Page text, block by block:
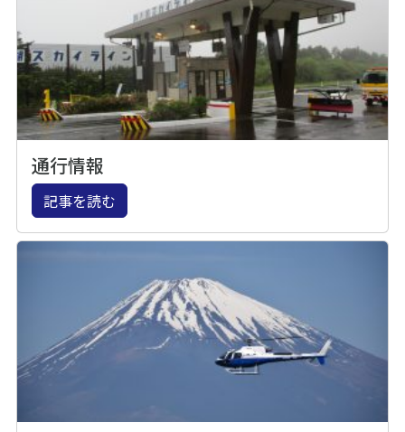
通行情報
記事を読む